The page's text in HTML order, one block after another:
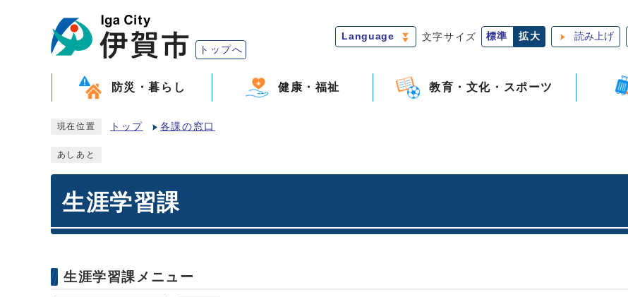
トップへ
Language 文字サイズ 標準 拡大 読み上げ
防災・暮らし 健康・福祉 教育・文化・スポーツ
現在位置 トップ 各課の窓口
あしあと
生涯学習課
生涯学習課メニュー